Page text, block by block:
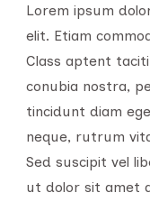
Lorem ipsum
elit. Etiam
Class aptent
conubia nostra,
tincidunt diam
neque, rutrum
Sed suscipit vel
ut dolor sit amet